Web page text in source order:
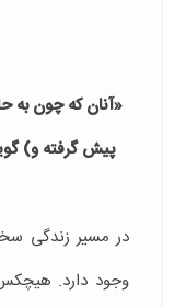
«آنان که چون به
پیش گرفته و)
در مسیر زندگی
وجود دارد.